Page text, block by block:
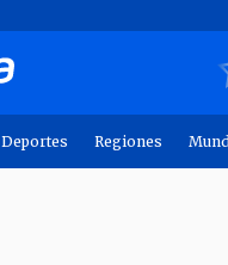
Deportes Regiones